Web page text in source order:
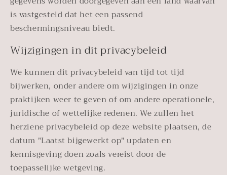
is vastgesteld dat het een passend
beschermingsniveau biedt.
Wijzigingen in dit privacybeleid
We kunnen dit privacybeleid van tijd tot tijd
bijwerken, onder andere om wijzigingen in onze
praktijken weer te geven of om andere operationele,
juridische of wettelijke redenen. We zullen het
herziene privacybeleid op deze website plaatsen, de
datum "Laatst bijgewerkt op" updaten en
kennisgeving doen zoals vereist door de
toepasselijke wetgeving.